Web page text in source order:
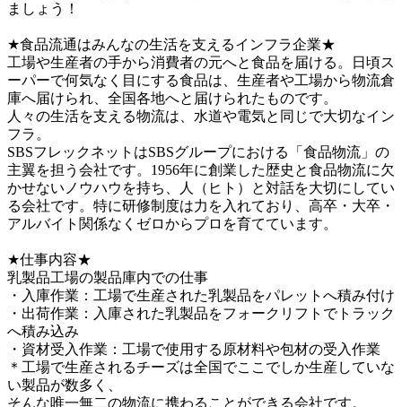
ましょう！
★食品流通はみんなの生活を支えるインフラ企業★
工場や生産者の手から消費者の元へと食品を届ける。日頃ス
ーパーで何気なく目にする食品は、生産者や工場から物流倉
庫へ届けられ、全国各地へと届けられたものです。
人々の生活を支える物流は、水道や電気と同じで大切なイン
フラ。
SBSフレックネットはSBSグループにおける「食品物流」の
主翼を担う会社です。1956年に創業した歴史と食品物流に欠
かせないノウハウを持ち、人（ヒト）と対話を大切にしてい
る会社です。特に研修制度は力を入れており、高卒・大卒・
アルバイト関係なくゼロからプロを育てています。
★仕事内容★
乳製品工場の製品庫内での仕事
・入庫作業：工場で生産された乳製品をパレットへ積み付け
・出荷作業：入庫された乳製品をフォークリフトでトラック
へ積み込み
・資材受入作業：工場で使用する原材料や包材の受入作業
＊工場で生産されるチーズは全国でここでしか生産していな
い製品が数多く、
そんな唯一無二の物流に携わることができる会社です。